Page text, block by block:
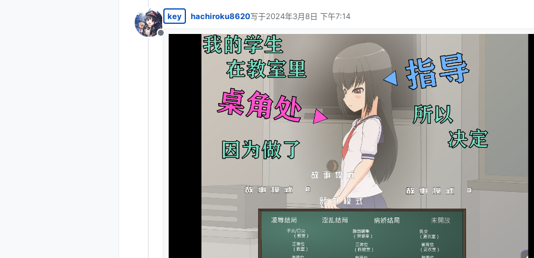
离线
key hachiroku8620写于2024年3月8日 下午7:14
最后由 编辑